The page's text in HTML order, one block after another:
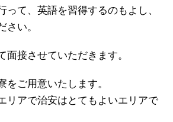
って、英語を習得するのもよし、
さい。
面接させていただきます。
をご用意いたします。
リアで治安はとてもよいエリアで